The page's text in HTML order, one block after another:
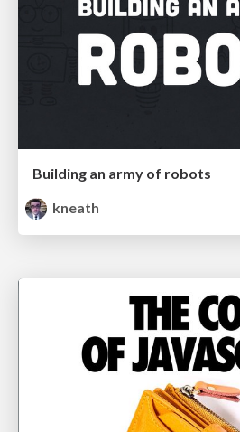
Building an army of robots
kneath